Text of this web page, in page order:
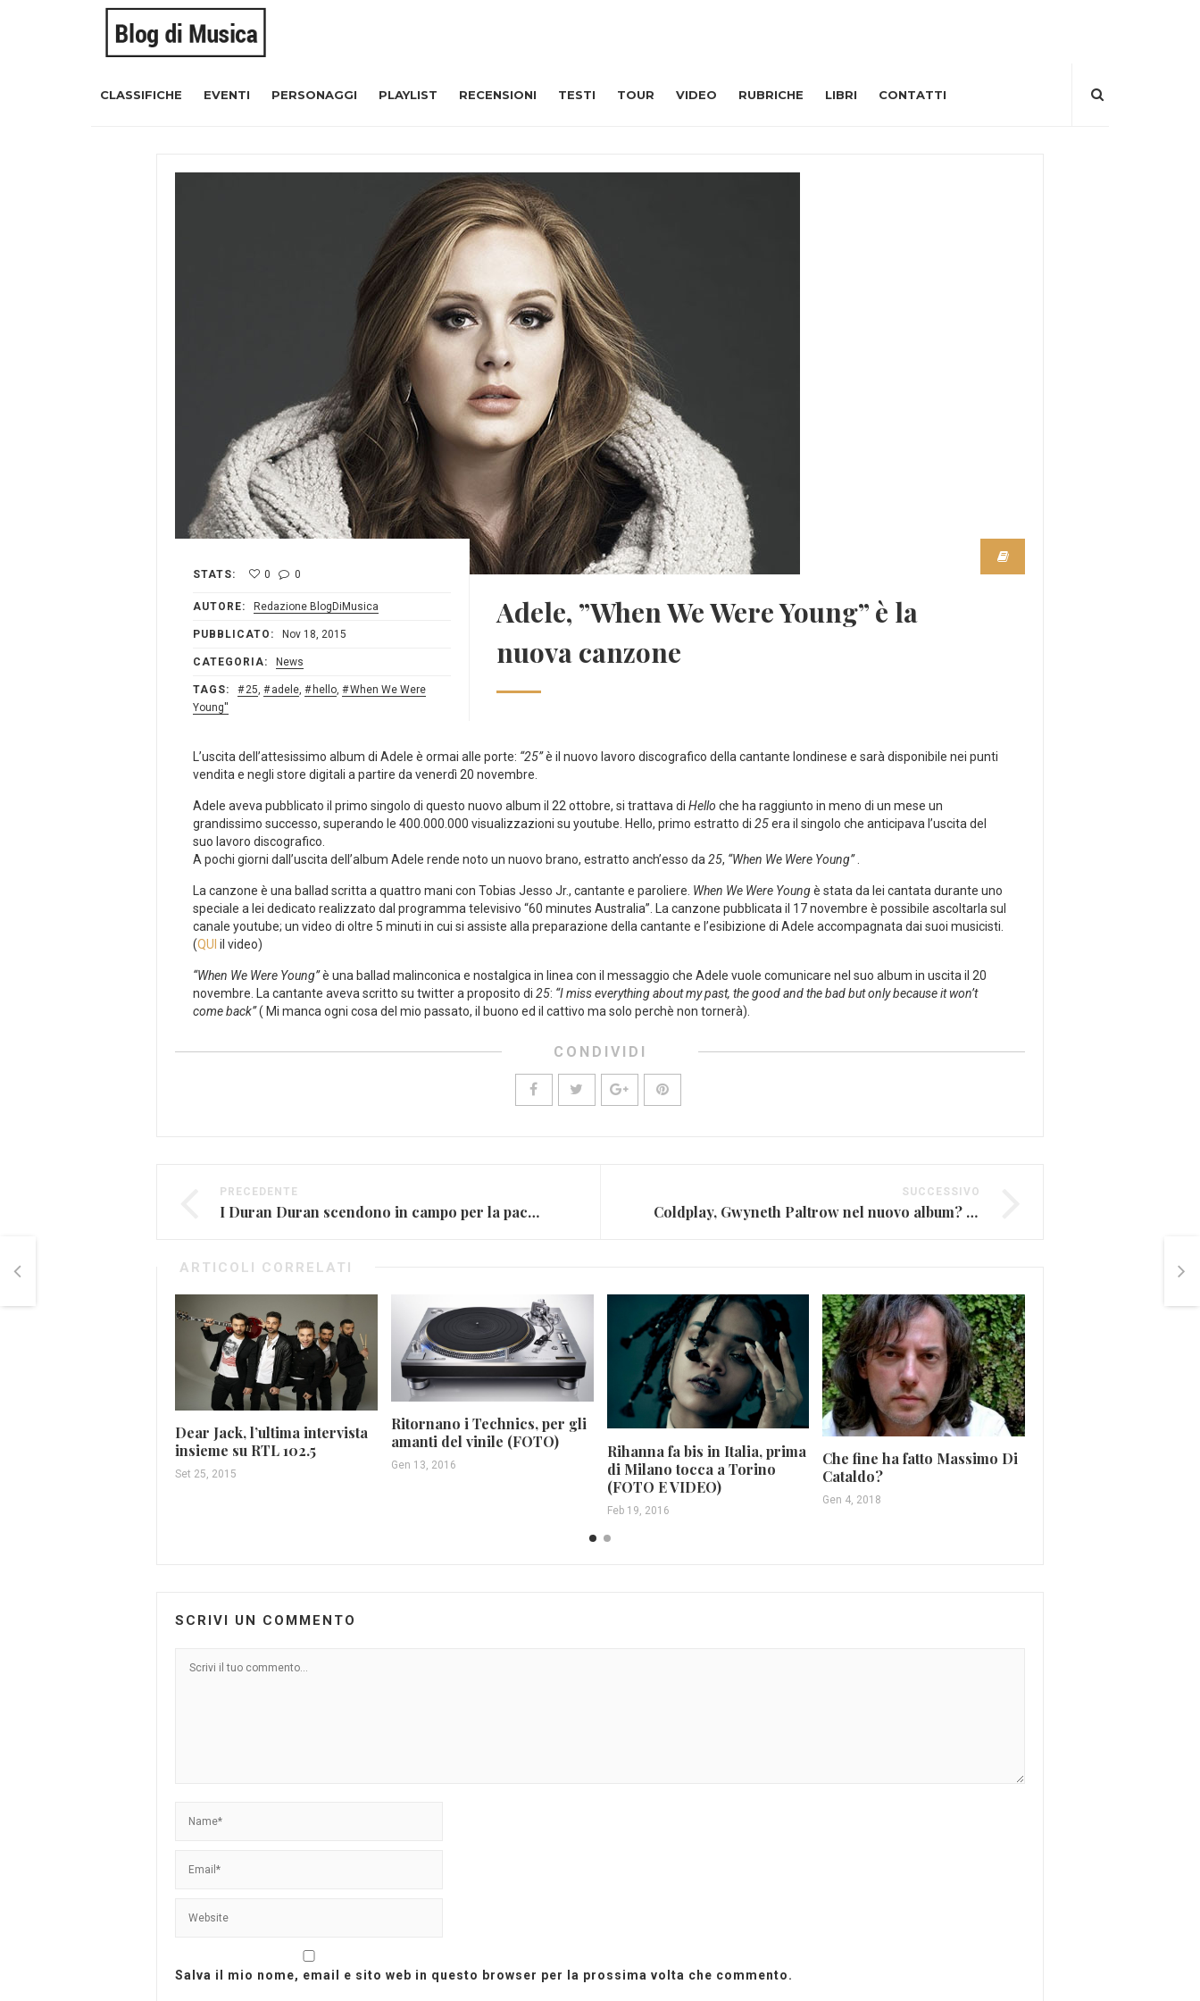
CLASSIFICHE EVENTI PERSONAGGI PLAYLIST RECENSIONI TESTI TOUR VIDEO RUBRICHE LIBRI CONTATTI
STATS: 0 0
AUTORE: Redazione BlogDiMusica
PUBBLICATO: Nov 18, 2015
CATEGORIA: News
TAGS: 25, adele, hello,
When We Were
Young''
Adele, ”When We Were Young” è la
nuova canzone
L’uscita dell’attesissimo album di Adele è ormai alle porte: “25”è il nuovo lavoro discografico della cantante londinese e sarà disponibile nei punti
vendita e negli store digitali a partire da venerdì 20 novembre.
Adele aveva pubblicato il primo singolo di questo nuovo album il 22 ottobre, si trattava di Hello che ha raggiunto in meno di un mese un
grandissimo successo, superando le 400.000.000 visualizzazioni su youtube. Hello, primo estratto di 25era il singolo che anticipava l’uscita del
suo lavoro discografico.
A pochi giorni dall’uscita dell’album Adele rende noto un nuovo brano, estratto anch’esso da25, “When We Were Young”.
La canzone è una ballad scritta a quattro mani con Tobias Jesso Jr., cantante e paroliere. When We Were Youngè stata da lei cantata durante uno
speciale a lei dedicato realizzato dal programma televisivo “60 minutes Australia”. La canzone pubblicata il 17 novembre è possibile ascoltarla sul
canale youtube; un video di oltre 5 minuti in cui si assiste alla preparazione della cantante e l’esibizione di Adele accompagnata dai suoi musicisti.
(QUI il video)
“When We Were Young”è una ballad malinconica e nostalgica in linea con il messaggio che Adele vuole comunicare nel suo album in uscita il 20
novembre. La cantante aveva scritto su twitter a proposito di 25: “I miss everything about my past, the good and the bad but only because it won’t
come back”( Mi manca ogni cosa del mio passato, il buono ed il cattivo ma solo perchè non tornerà).
CONDIVIDI
PRECEDENTE
I Duran Duran scendono in campo per la pace (FOTO E VIDEO)
SUCCESSIVO
Coldplay, Gwyneth Paltrow nel nuovo album? (FOTO E VIDEO)
ARTICOLI CORRELATI
Dear Jack, l’ultima intervista
insieme su RTL 102.5
Set 25, 2015
Ritornano i Technics, per gli
amanti del vinile (FOTO)
Gen 13, 2016
Rihanna fa bis in Italia, prima
di Milano tocca a Torino
(FOTO E VIDEO)
Feb 19, 2016
Che fine ha fatto Massimo Di
Cataldo?
Gen 4, 2018
SCRIVI UN COMMENTO
Salva il mio nome, email e sito web in questo browser per la prossima volta che commento.